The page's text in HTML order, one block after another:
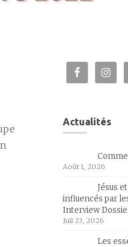
Actualités
Août 1, 2026
Jésus
influencés par
Interview
Juil 23, 2026
Les